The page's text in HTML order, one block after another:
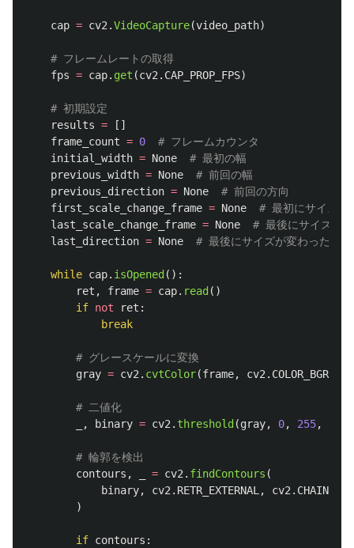
cap = cv2.VideoCapture(video_path)
fps = cap. get (cv2. CAP_PROP_FPS)
results =
[]
frame_count = 0
initial_width = None
previous_width = None
previous_direction = None
first_scale_change_frame = None
last_scale_change_frame = None
last_direction = None
while cap. isOpened ():
ret , frame = cap. read ()
if not ret :
break
gray = cv2. cvtColor(frame, cv2.
, binary = cv2. threshold (gray, 0, 255,
contours , = cv2. findContours (
binary, cv2. RETR_EXTERNAL, cv2.
)
if contours :